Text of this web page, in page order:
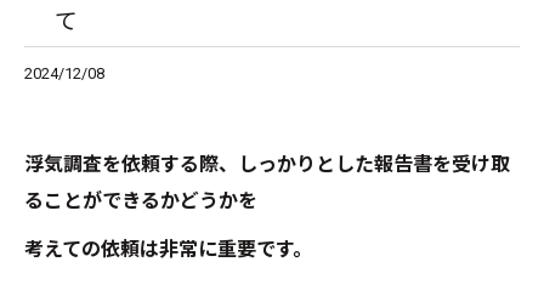
て
2024/12/08
浮気調査を依頼する際、しっかりとした報告書を受け取
ることができるかどうかを
考えての依頼は非常に重要です。